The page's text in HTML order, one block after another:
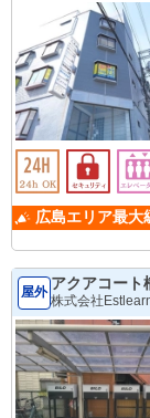
広島エリア最大
屋外 アクアコート
株式会社